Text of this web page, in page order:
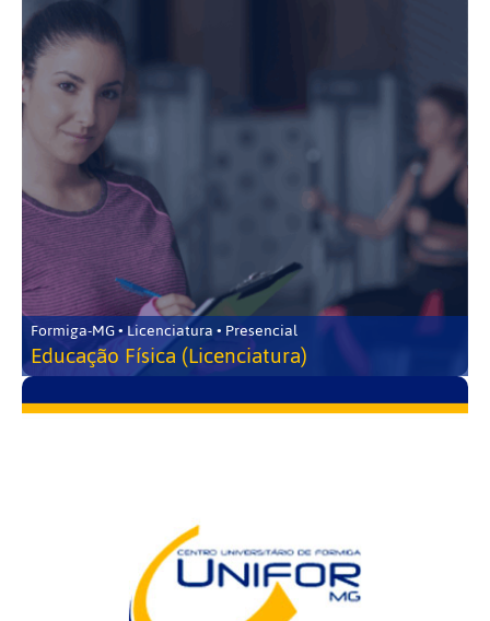
Formiga-MG • Licenciatura • Presencial
Educação Física (Licenciatura)